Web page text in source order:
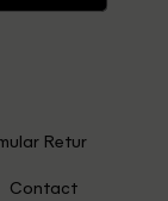
Retur
Contact